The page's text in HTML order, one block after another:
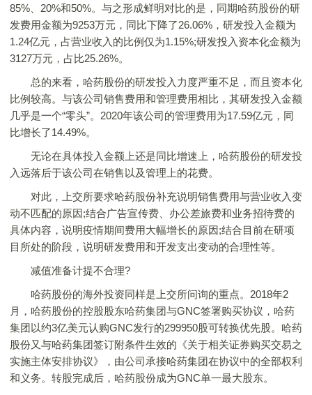
85%、20%和50%。与之形成鲜明对比的是，同期哈药股份的研
发费用金额为9253万元，同比下降了26.06%，研发投入金额为
1.24亿元，占营业收入的比例仅为1.15%;研发投入资本化金额为
3127万元，占比25.26%。
总的来看，哈药股份的研发投入力度严重不足，而且资本化
比例较高。与该公司销售费用和管理费用相比，其研发投入金额
几乎是一个“零头”。2020年该公司的管理费用为17.59亿元，同
比增长了14.49%。
无论在具体投入金额上还是同比增速上，哈药股份的研发投
入远落后于该公司在销售以及管理上的花费。
对此，上交所要求哈药股份补充说明销售费用与营业收入变
动不匹配的原因;结合广告宣传费、办公差旅费和业务招待费的
具体内容，说明疫情期间费用大幅增长的原因;结合目前在研项
目所处的阶段，说明研发费用和开发支出变动的合理性等。
减值准备计提不合理?
哈药股份的海外投资同样是上交所问询的重点。2018年2
月，哈药股份的控股股东哈药集团与GNC签署购买协议，哈药
集团以约3亿美元认购GNC发行的299950股可转换优先股。哈药
股份又与哈药集团签订附条件生效的《关于相关证券购买交易之
实施主体安排协议》，由公司承接哈药集团在协议中的全部权利
和义务。转股完成后，哈药股份成为GNC单一最大股东。